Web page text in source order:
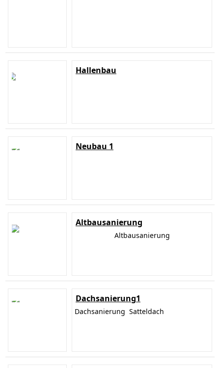
Hallenbau
Neubau 1
Altbausanierung
Altbausanierung
Dachsanierung1
Dachsanierung Satteldach